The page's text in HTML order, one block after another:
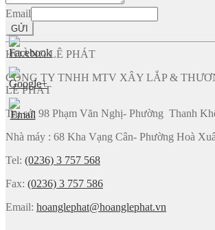
Email
GỬI
HOÀNG LÊ PHÁT
CÔNG TY TNHH MTV XÂY LẮP &
LÊ PHÁT
Trụ sở: 98 Phạm Văn Nghị- Phường Thanh
Nhà máy : 68 Kha Vạng Cân- Phường Hoà
Tel: (0236) 3 757 568
Fax: (0236) 3 757 586
Email: hoanglephat@hoanglephat.vn